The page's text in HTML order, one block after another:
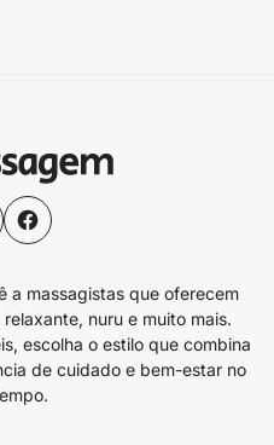
a massagistas que oferecem
nuru e muito mais.
escolha o estilo que combina
de cuidado e bem-estar no